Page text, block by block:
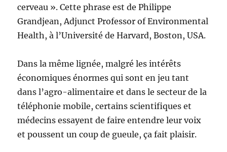
cerveau ». Cette phrase est de Philippe
Grandjean, Adjunct Professor of Environmental
Health, à l’Université de Harvard, Boston, USA.
Dans la même lignée, malgré les intérêts
économiques énormes qui sont en jeu tant
dans l’agro-alimentaire et dans le secteur de la
téléphonie mobile, certains scientifiques et
médecins essayent de faire entendre leur voix
et poussent un coup de gueule, ça fait plaisir.